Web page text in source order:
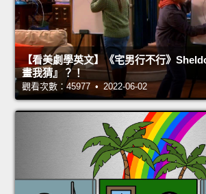
【看美劇學英文】《宅男行不行》
畫我猜』？！
觀看次數：45977 • 2022-06-02